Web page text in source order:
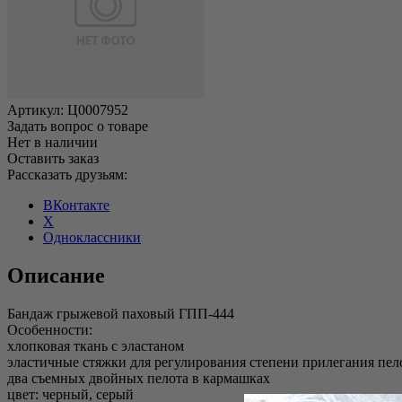
Артикул: Ц0007952
Задать вопрос о товаре
Нет в наличии
Оставить заказ
Рассказать друзьям:
ВКонтакте
X
Одноклассники
Описание
Бандаж грыжевой паховый ГПП-444
Особенности:
хлопковая ткань с эластаном
эластичные стяжки для регулирования степени прилегания
два съемных двойных пелота в кармашках
цвет: черный, серый